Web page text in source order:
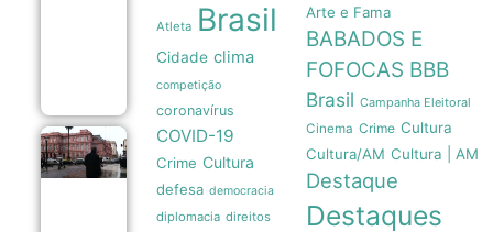
Milei sobre
venda de
terras a
estrangeiros
06/08
Pressão
popular
memória
das
Atleta Brasil
Cidade clima
competição
coronavírus
COVID-19
Crime Cultura
defesa democracia
diplomacia direitos
Arte e Fama
BABADOS E
FOFOCAS BBB
Brasil Campanha Eleitoral
Cinema Crime Cultura
Cultura/AM Cultura | AM
Destaque
Destaques